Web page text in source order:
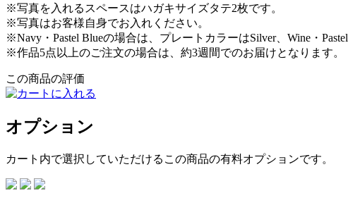
※写真を入れるスペースはハガキサイズタテ2枚です。
※写真はお客様自身でお入れください。
※Navy・Pastel Blueの場合は、プレートカラーはSilver、Wine・
※作品5点以上のご注文の場合は、約3週間でのお届けとなります。
この商品の評価
オプション
カート内で選択していただけるこの商品の有料オプションです。